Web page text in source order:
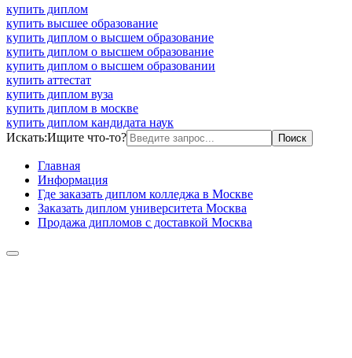
купить диплом
купить высшее образование
купить диплом о высшем образование
купить диплом о высшем образование
купить диплом о высшем образовании
купить аттестат
купить диплом вуза
купить диплом в москве
купить диплом кандидата наук
Искать:Ищите что-то?
Главная
Информация
Где заказать диплом колледжа в Москве
Заказать диплом университета Москва
Продажа дипломов с доставкой Москва